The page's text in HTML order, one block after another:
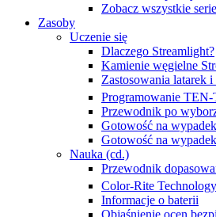
Zobacz wszystkie serie
Zasoby
Uczenie się
Dlaczego Streamlight?
Kamienie węgielne
Zastosowania latarek
Programowanie
Przewodnik po
Gotowość na
Gotowość na
Nauka (cd.)
Przewodnik
Color-Rite Technology
Informacje o baterii